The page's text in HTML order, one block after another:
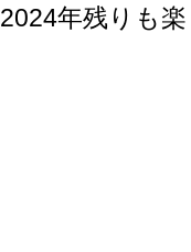
2024年残りも